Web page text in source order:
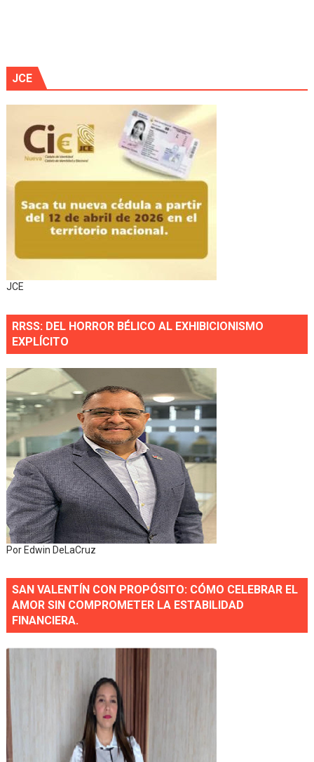
JCE
JCE
RRSS: DEL HORROR BÉLICO AL EXHIBICIONISMO
EXPLÍCITO
Por Edwin DeLaCruz
SAN VALENTÍN CON PROPÓSITO: CÓMO CELEBRAR EL
AMOR SIN COMPROMETER LA ESTABILIDAD
FINANCIERA.